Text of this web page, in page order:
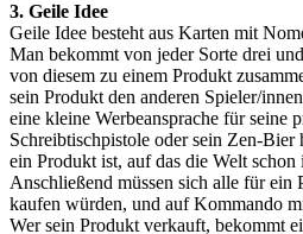
3. Geile Idee
Geile Idee besteht aus Karten mit
Man bekommt von jeder Sorte drei
von diesem zu einem Produkt
sein Produkt den anderen Spieler/
eine kleine Werbeansprache für seine
Schreibtischpistole oder sein Zen-
ein Produkt ist, auf das die Welt schon
Anschließend müssen sich alle für ein
kaufen würden, und auf Kommando
Wer sein Produkt verkauft, bekommt